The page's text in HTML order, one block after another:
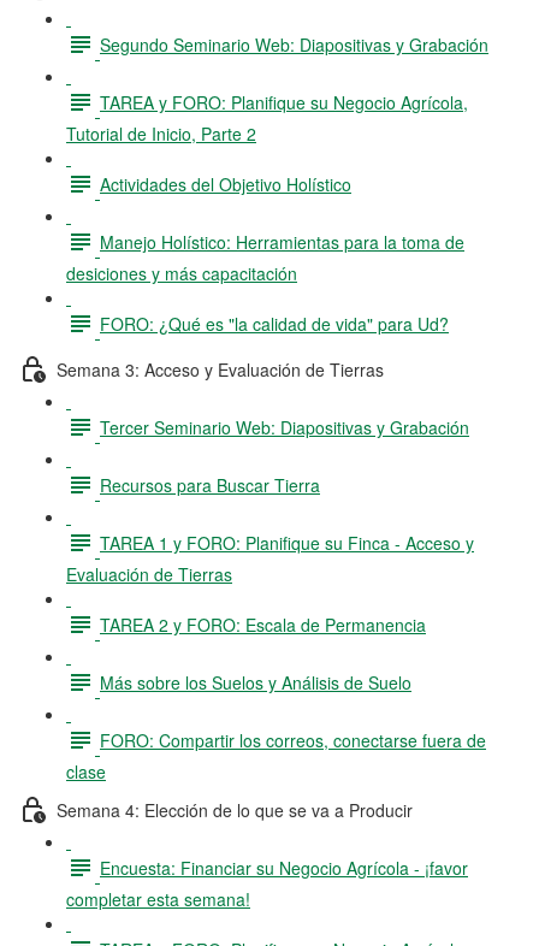
Segundo Seminario Web: Diapositivas y Grabación
TAREA y FORO: Planifique su Negocio Agrícola,
Tutorial de Inicio, Parte 2
Actividades del Objetivo Holístico
Manejo Holístico: Herramientas para la toma de
desiciones y más capacitación
FORO: ¿Qué es "la calidad de vida" para Ud?
Semana 3: Acceso y Evaluación de Tierras
Tercer Seminario Web: Diapositivas y Grabación
Recursos para Buscar Tierra
TAREA 1 y FORO: Planifique su Finca - Acceso y
Evaluación de Tierras
TAREA 2 y FORO: Escala de Permanencia
Más sobre los Suelos y Análisis de Suelo
FORO: Compartir los correos, conectarse fuera de
clase
Semana 4: Elección de lo que se va a Producir
Encuesta: Financiar su Negocio Agrícola - ¡favor
completar esta semana!